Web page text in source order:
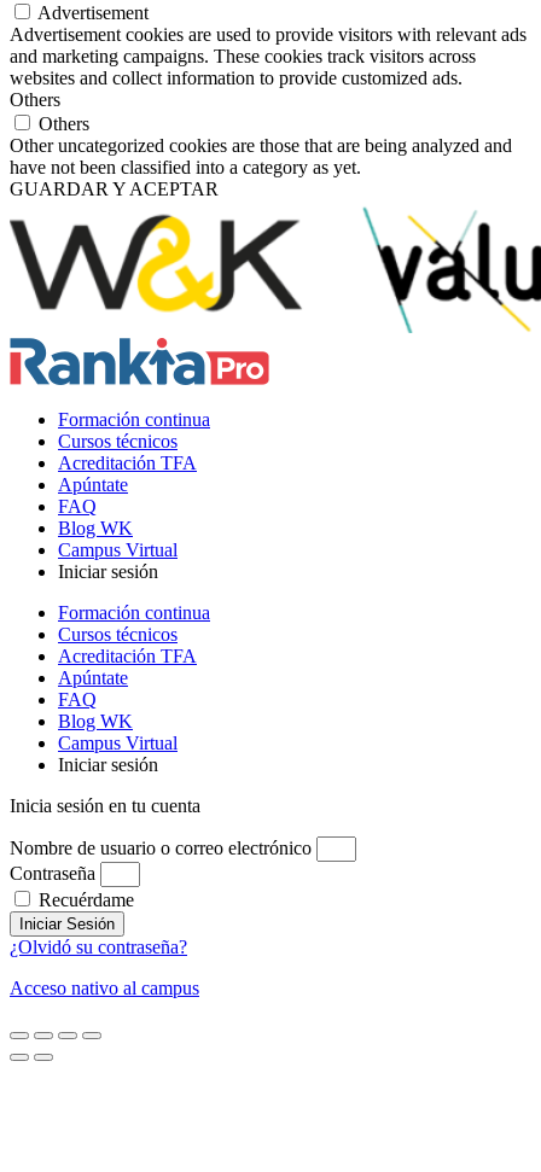
Advertisement
Advertisement cookies are used to provide visitors with relevant ads
and marketing campaigns. These cookies track visitors across
websites and collect information to provide customized ads.
Others
Others
Other uncategorized cookies are those that are being analyzed and
have not been classified into a category as yet.
GUARDAR Y ACEPTAR
Formación continua
Cursos técnicos
Acreditación TFA
Apúntate
FAQ
Blog WK
Campus Virtual
Iniciar sesión
Formación continua
Cursos técnicos
Acreditación TFA
Apúntate
FAQ
Blog WK
Campus Virtual
Iniciar sesión
Inicia sesión en tu cuenta
Nombre de usuario o correo electrónico
Contraseña
Recuérdame
Iniciar Sesión
¿Olvidó su contraseña?
Acceso nativo al campus